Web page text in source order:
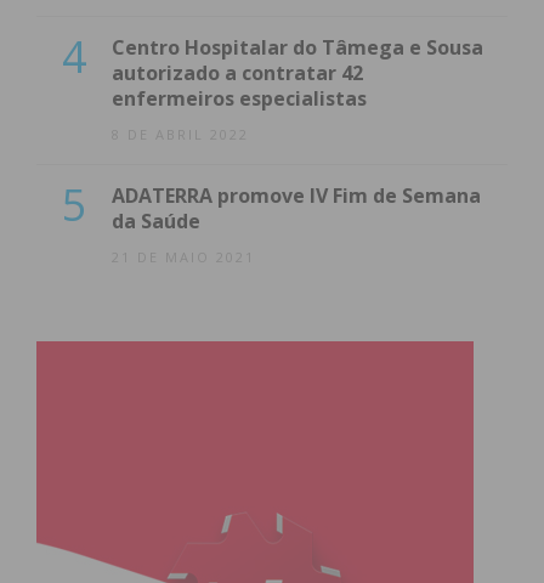
4
Centro Hospitalar do Tâmega e Sousa
autorizado a contratar 42
enfermeiros especialistas
8 DE ABRIL 2022
5
ADATERRA promove IV Fim de Semana
da Saúde
21 DE MAIO 2021